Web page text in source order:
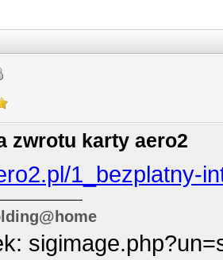
zwrotu karty aero2
1_bezplatny-